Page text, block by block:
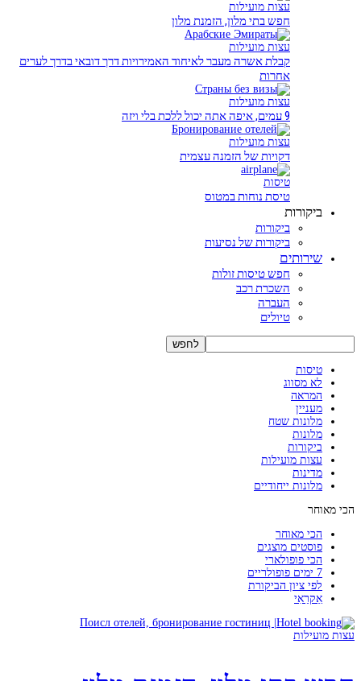
עצות מועילות
חפש בתי מלון, הזמנת מלון
עצות מועילות
קבלת אשרה מעבר לאיחוד האמירויות דרך דובאי בדרך לערים
אחרות
עצות מועילות
9 עמים, איפה אתה יכול ללכת בלי ויזה
עצות מועילות
דקויות של הזמנה עצמית
טיסות
טיסת נוחות במטוס
ביקורות
ביקורות
ביקורות של נסיעות
שירותים
חפש טיסות זולות
השכרת רכב
העברה
טיולים
טיסות
לא מסווג
המראה
מעניין
מלונות שטח
מלונות
ביקורות
עצות מועילות
מדינות
מלונות ייחודיים
הכי מאוחר
הכי מאוחר
פוסטים מוצגים
הכי פופולארי
7 ימים פופולריים
לפי ציון הביקורת
אַקרַאִי
עצות מועילות